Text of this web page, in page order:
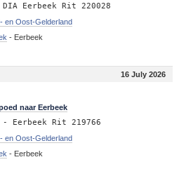
DIA Eerbeek Rit 220028
en Oost-Gelderland
- Eerbeek
16 July 2026
naar Eerbeek
- Eerbeek Rit 219766
en Oost-Gelderland
- Eerbeek